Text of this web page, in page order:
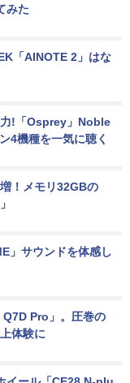
みた
「AINOTE 2」はな
!「Osprey」Noble
4機種を一気に聴く
！メモリ32GBの
」サウンドを体感し
Pro」。圧巻の
体験に